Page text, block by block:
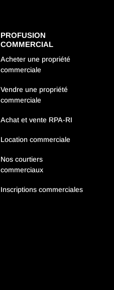
PROFUSION
COMMERCIAL
Acheter une propriété
commerciale
Vendre une propriété
commerciale
Achat et vente RPA-RI
Location commerciale
Nos courtiers
commerciaux
Inscriptions commerciales